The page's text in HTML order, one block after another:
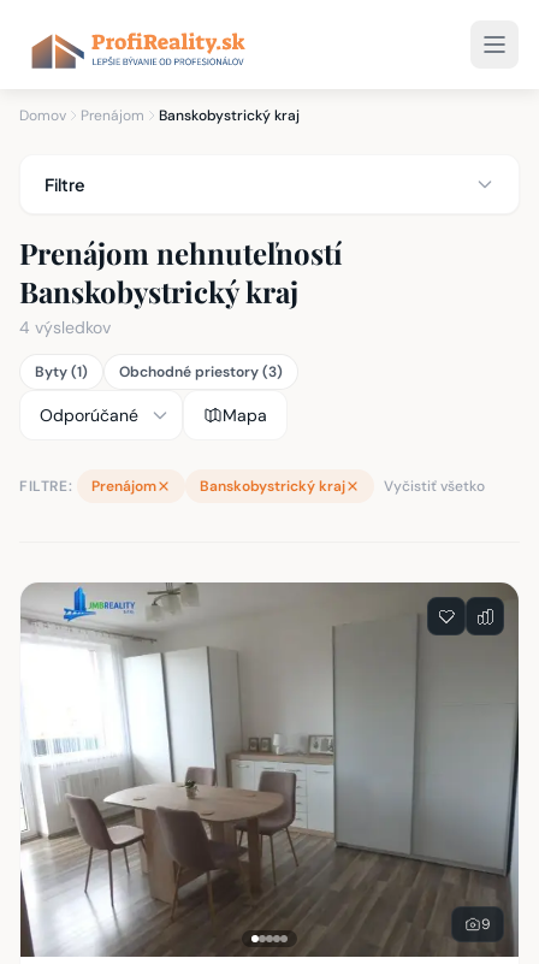
Domov Prenájom Banskobystrický kraj
Filtre
Prenájom nehnuteľností
Banskobystrický kraj
4 výsledkov
Byty (1) Obchodné priestory (3)
Mapa
FILTRE: Prenájom Banskobystrický kraj Vyčistiť všetko
Zoznam nehnuteľností
9